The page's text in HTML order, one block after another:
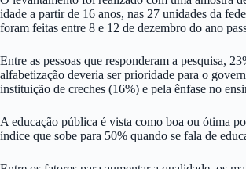
idade a partir de 16 anos, nas 27 unidades da
foram feitas entre 8 e 12 de dezembro do ano
Entre as pessoas que responderam a pesquisa,
alfabetização deveria ser prioridade para o
instituição de creches (16%) e pela ênfase no
A educação pública é vista como boa ou ótima
índice que sobe para 50% quando se fala de